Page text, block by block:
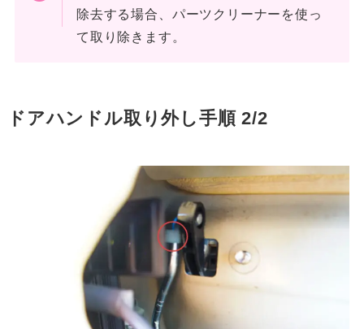
除去する場合、パーツクリーナーを使っ
て取り除きます。
ドアハンドル取り外し手順2/2